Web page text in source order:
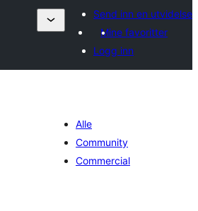
Send inn en utvidelse
Mine favoritter
Logg inn
Alle
Community
Commercial